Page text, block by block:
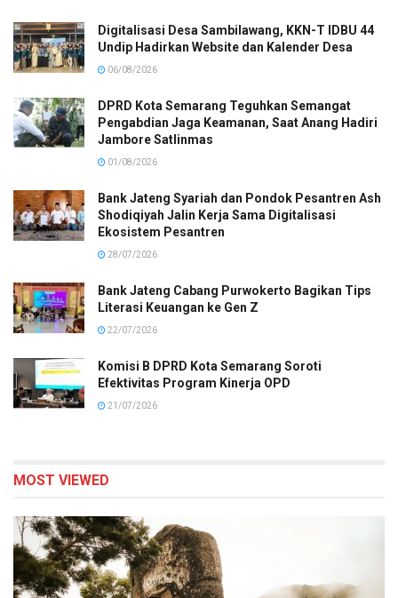
Digitalisasi Desa Sambilawang, KKN-T IDBU 44
Undip Hadirkan Website dan Kalender Desa
06/08/2026
DPRD Kota Semarang Teguhkan Semangat
Pengabdian Jaga Keamanan, Saat Anang Hadiri
Jambore Satlinmas
01/08/2026
Bank Jateng Syariah dan Pondok Pesantren Ash
Shodiqiyah Jalin Kerja Sama Digitalisasi
Ekosistem Pesantren
28/07/2026
Bank Jateng Cabang Purwokerto Bagikan Tips
Literasi Keuangan ke Gen Z
22/07/2026
Komisi B DPRD Kota Semarang Soroti
Efektivitas Program Kinerja OPD
21/07/2026
MOST VIEWED